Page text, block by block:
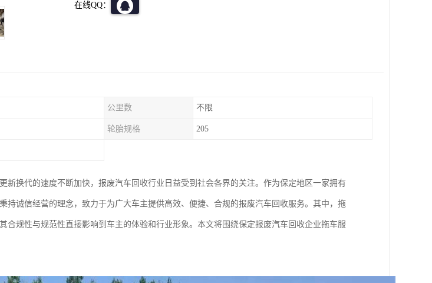
在线QQ：
公里数 不限
轮胎规格 205
新换代的速度不断加快，报废汽车回收行业日益受到社会各界的关注。作为保定地区一家拥有
持诚信经营的理念，致力于为广大车主提供高效、便捷、合规的报废汽车回收服务。其中，拖
合规性与规范性直接影响到车主的体验和行业形象。本文将围绕保定报废汽车回收企业拖车服